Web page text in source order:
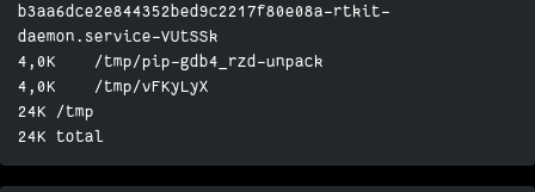
b3aa6dce2e844352bed9c2217f80e08a-rtkit-
daemon.service-VUtSSk
4,0K	/tmp/pip-gdb4_rzd-unpack
4,0K	/tmp/vFKyLyX
24K	/tmp
24K	total